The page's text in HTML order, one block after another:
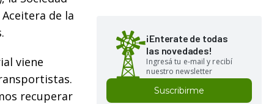
Aceitera de la
viene
recuperar
¡Enterate de todas
las novedades!
Ingresá tu e-mail y recibí
nuestro newsletter
Suscribirme